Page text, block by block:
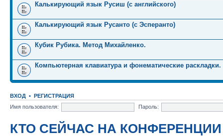
Калькирующий язык Русиш (с английского)
Калькирующий язык Русанто (с Эсперанто)
Кубик Рубика. Метод Михайленко.
Компьютерная клавиатура и фонематические раскладки.
ВХОД • РЕГИСТРАЦИЯ
Имя пользователя:
Пароль:
КТО СЕЙЧАС НА КОНФЕРЕНЦИИ